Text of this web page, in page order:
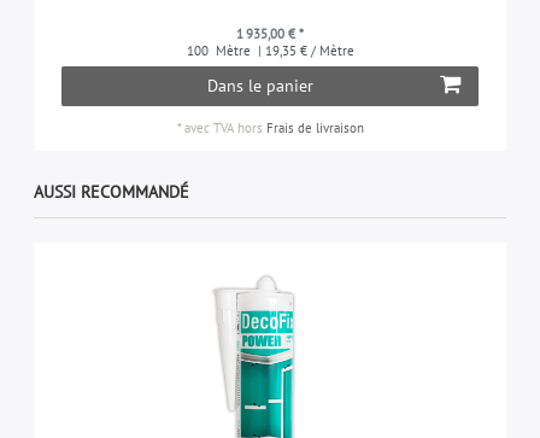
1 935,00 € *
100 Mètre | 19,35 € / Mètre
Dans le panier
*avec TVAhors Frais de livraison
AUSSI RECOMMANDÉ